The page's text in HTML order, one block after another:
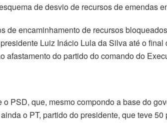
de desvio de recursos de emendas
de encaminhamento de recursos
Luiz Inácio Lula da Silva até o
afastamento do partido do comando do
PSD, que, mesmo compondo a base do
o PT, partido do presidente, que teve